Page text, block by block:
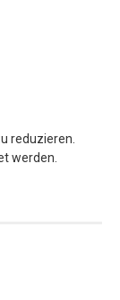
reduzieren.
werden.